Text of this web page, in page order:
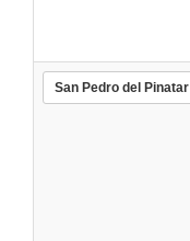
San Pedro del Pinatar